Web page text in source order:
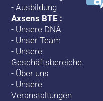
-Ausbildung
Axsens BTE :
- Unsere DNA
- Unser Team
- Unsere
Geschäftsbereiche
- Über uns
- Unsere
Veranstaltungen